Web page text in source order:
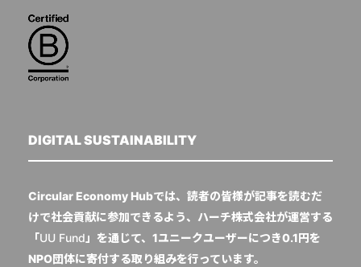
DIGITAL SUSTAINABILITY
Circular Economy Hubでは、読者の皆様が記事を読むだ
けで社会貢献に参加できるよう、ハーチ株式会社が運営する
「UU Fund 」を通じて、1ユニークユーザーにつき0.1円を
NPO団体に寄付する取り組みを行っています。